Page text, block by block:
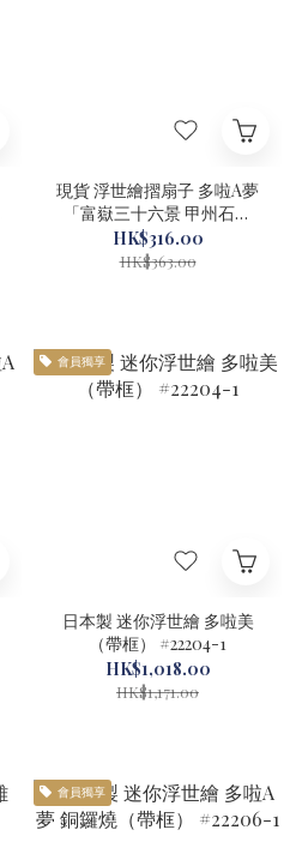
現貨 浮世繪摺扇子 多啦A夢
「富嶽三十六景 甲州石班
澤」 #22197B
HK$316.00
HK$363.00
會員獨享
日本製 迷你浮世繪 多啦美
（帶框） #22204-1
HK$1,018.00
HK$1,171.00
會員獨享